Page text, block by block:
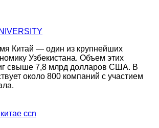
Китай — один из крупнейших
Узбекистана. Объем этих
свыше 7,8 млрд долларов США. В
около 800 компаний с участием